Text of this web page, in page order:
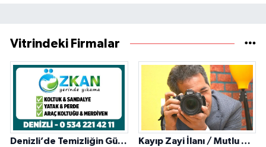
Vitrindeki Firmalar
Denizli’de Temizliğin Güvenilir Adresi: Özkan Yerinde Yıkama Kayıp Zayi İlanı / Mutlu Ajans / Denizli